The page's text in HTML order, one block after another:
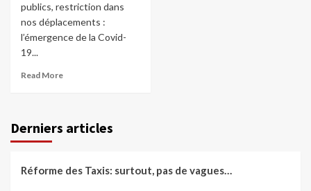
publics, restriction dans
nos déplacements :
l’émergence de la Covid-
19...
Read More
Derniers articles
Réforme des Taxis: surtout, pas de vagues…